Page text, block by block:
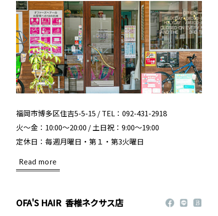
福岡市博多区住吉5-5-15 / TEL：092-431-2918
火～金：10:00～20:00 / 土日祝：9:00～19:00
定休日：毎週月曜日・第１・第3火曜日
Read more
OFA'S HAIR 香椎ネクサス店